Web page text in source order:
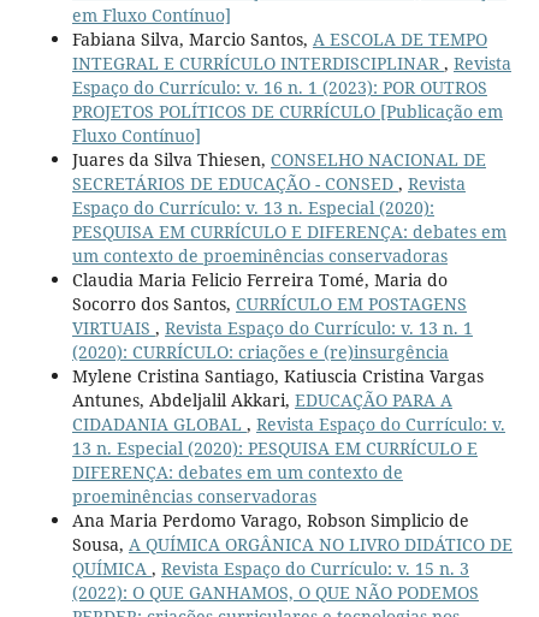
em Fluxo Contínuo]
Fabiana Silva, Marcio Santos, A ESCOLA DE TEMPO
INTEGRAL E CURRÍCULO INTERDISCIPLINAR , Revista
Espaço do Currículo: v. 16 n. 1 (2023): POR OUTROS
PROJETOS POLÍTICOS DE CURRÍCULO [Publicação em
Fluxo Contínuo]
Juares da Silva Thiesen, CONSELHO NACIONAL DE
SECRETÁRIOS DE EDUCAÇÃO - CONSED , Revista
Espaço do Currículo: v. 13 n. Especial (2020):
PESQUISA EM CURRÍCULO E DIFERENÇA: debates em
um contexto de proeminências conservadoras
Claudia Maria Felicio Ferreira Tomé, Maria do
Socorro dos Santos, CURRÍCULO EM POSTAGENS
VIRTUAIS , Revista Espaço do Currículo: v. 13 n. 1
(2020): CURRÍCULO: criações e (re)insurgência
Mylene Cristina Santiago, Katiuscia Cristina Vargas
Antunes, Abdeljalil Akkari, EDUCAÇÃO PARA A
CIDADANIA GLOBAL , Revista Espaço do Currículo: v.
13 n. Especial (2020): PESQUISA EM CURRÍCULO E
DIFERENÇA: debates em um contexto de
proeminências conservadoras
Ana Maria Perdomo Varago, Robson Simplicio de
Sousa, A QUÍMICA ORGÂNICA NO LIVRO DIDÁTICO DE
QUÍMICA , Revista Espaço do Currículo: v. 15 n. 3
(2022): O QUE GANHAMOS, O QUE NÃO PODEMOS